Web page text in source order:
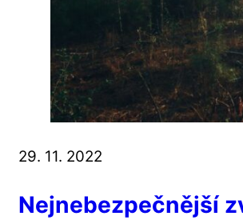
29. 11. 2022
Nejnebezpečnější